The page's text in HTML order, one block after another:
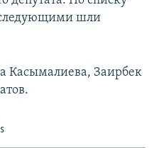
шли
Касымалиева, Заирбек